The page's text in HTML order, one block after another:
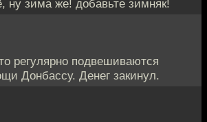
ну зима же! добавьте зимняк!
регулярно подвешиваются
Донбассу. Денег закинул.